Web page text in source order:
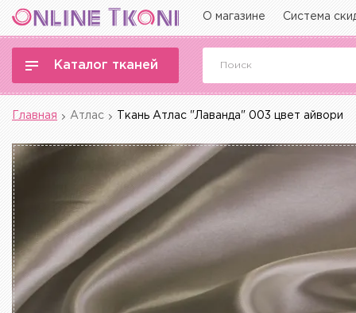
О магазине Система
Каталог тканей
Главная Атлас Ткань Атлас "Лаванда" 003 цвет айвори